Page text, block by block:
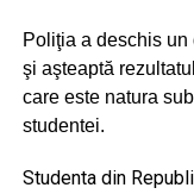
Poliţia a deschis
şi aşteaptă
care este natura
studentei.
Studenta din